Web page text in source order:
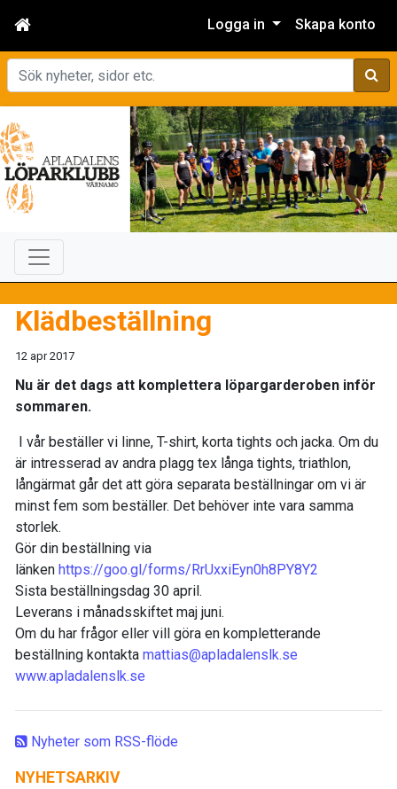
Logga in Skapa konto
Sök
Nyheter som RSS-flöde
NYHETSARKIV
Klädbeställning
12 apr 2017
Nu är det dags att komplettera löpargarderoben inför
sommaren.
I vår beställer vi linne, T-shirt, korta tights och jacka. Om du
är intresserad av andra plagg tex långa tights, triathlon,
långärmat går det att göra separata beställningar om vi är
minst fem som beställer. Det behöver inte vara samma
storlek.
Gör din beställning via
länken https://goo.gl/forms/RrUxxiEyn0h8PY8Y2
Sista beställningsdag 30 april.
Leverans i månadsskiftet maj juni.
Om du har frågor eller vill göra en kompletterande
beställning kontakta mattias@apladalenslk.se
www.apladalenslk.se